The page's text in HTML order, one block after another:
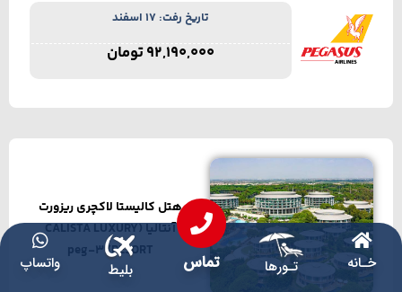
تاریخ رفت: 17 اسفند
92,190,000تومان
هتل کالیستا لاکچری ریزورت
آنتالیا (CALISTA LUXURY
RESORT) peg-3
خـانه تـورها تماس بلیط واتساپ